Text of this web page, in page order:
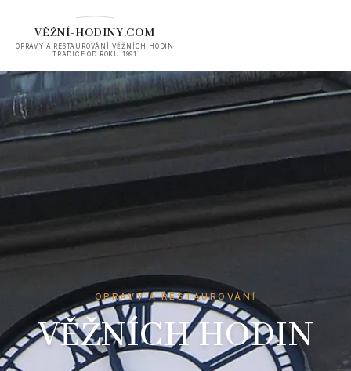
VĚŽNÍ-HODINY.COM
OPRAVY A RESTAUROVÁNÍ VĚŽNÍCH HODIN
TRADICE OD ROKU 1991
OPRAVY A RESTAUROVÁNÍ
VĚŽNÍCH HODIN